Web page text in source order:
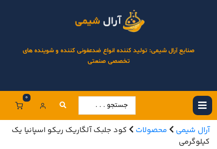
صنایع آرال شیمی: تولید کننده انواع ضدعفونی کننده و شوینده های
تخصصی صنعتی
0
آرال شیمی محصولات
کود جلبک آلگاریک ریکو اسپانیا یک
کیلوگرمی